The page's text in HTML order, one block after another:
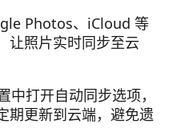
Photos、iCloud 等
让照片实时同步至云
打开自动同步选项，
期更新到云端，避免遗